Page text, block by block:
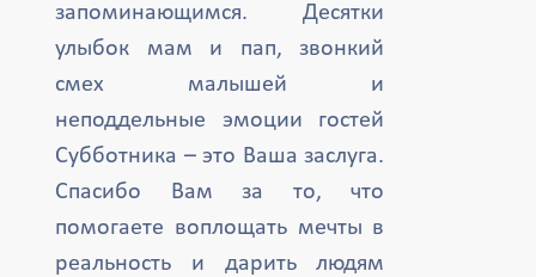
запоминающимся. Десятки
улыбок мам и пап, звонкий
смех малышей и
неподдельные эмоции гостей
Субботника – это Ваша заслуга.
Спасибо Вам за то, что
помогаете воплощать мечты в
реальность и дарить людям